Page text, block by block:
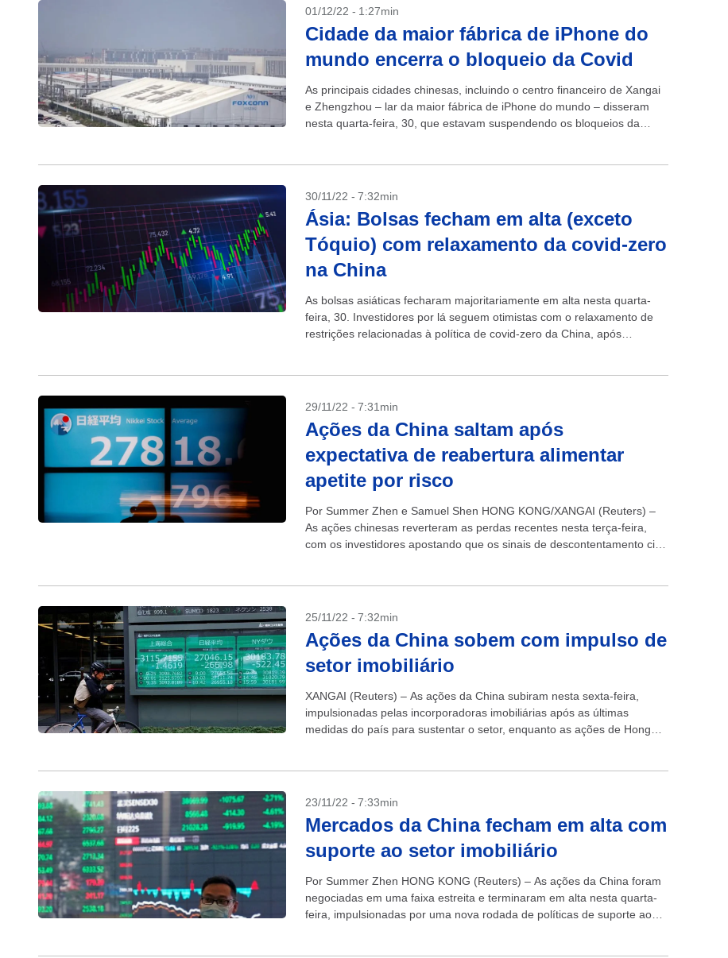
01/12/22 - 1:27min
Cidade da maior fábrica de iPhone do
mundo encerra o bloqueio da Covid
As principais cidades chinesas, incluindo o centro financeiro de Xangai
e Zhengzhou – lar da maior fábrica de iPhone do mundo – disseram
nesta quarta-feira, 30, que estavam suspendendo os bloqueios da
30/11/22 - 7:32min
Ásia: Bolsas fecham em alta (exceto
Tóquio) com relaxamento da covid-zero
na China
As bolsas asiáticas fecharam majoritariamente em alta nesta quarta-
feira, 30. Investidores por lá seguem otimistas com o relaxamento de
restrições relacionadas à política de covid-zero da China, após
29/11/22 - 7:31min
Ações da China saltam após
expectativa de reabertura alimentar
apetite por risco
Por Summer Zhen e Samuel Shen HONG KONG/XANGAI (Reuters) –
As ações chinesas reverteram as perdas recentes nesta terça-feira,
com os investidores apostando que os sinais de descontentamento civil
25/11/22 - 7:32min
Ações da China sobem com impulso de
setor imobiliário
XANGAI (Reuters) – As ações da China subiram nesta sexta-feira,
impulsionadas pelas incorporadoras imobiliárias após as últimas
medidas do país para sustentar o setor, enquanto as ações de Hong
23/11/22 - 7:33min
Mercados da China fecham em alta com
suporte ao setor imobiliário
Por Summer Zhen HONG KONG (Reuters) – As ações da China foram
negociadas em uma faixa estreita e terminaram em alta nesta quarta-
feira, impulsionadas por uma nova rodada de políticas de suporte ao